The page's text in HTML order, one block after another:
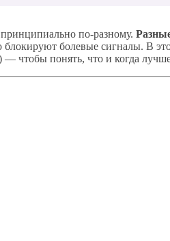
по-разному.
болевые сигналы. В
— чтобы понять, что и когда